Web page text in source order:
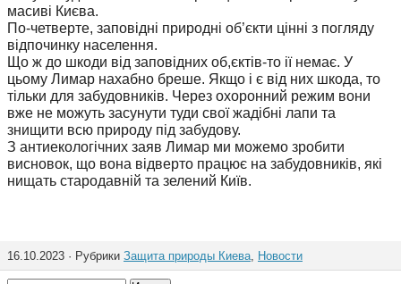
масиві Києва.
По-четверте, заповідні природні об’єкти цінні з погляду
відпочинку населення.
Що ж до шкоди від заповідних об,єктів-то ії немає. У
цьому Лимар нахабно бреше. Якщо і є від них шкода, то
тільки для забудовників. Через охоронний режим вони
вже не можуть засунути туди свої жадібні лапи та
знищити всю природу під забудову.
З антиекологічних заяв Лимар ми можемо зробити
висновок, що вона відверто працює на забудовників, які
нищать стародавній та зелений Київ.
16.10.2023 · Рубрики Защита природы Киева, Новости